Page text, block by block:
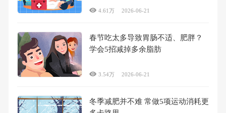
4.61万 2026-06-21
春节吃太多导致胃肠不适、肥胖？
学会5招减掉多余脂肪
3.54万 2026-06-21
冬季减肥并不难 常做5项运动消耗更